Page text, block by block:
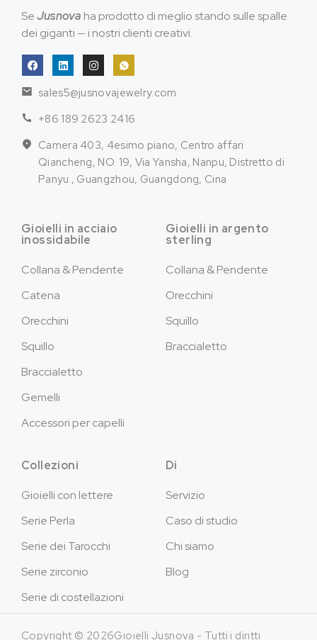
SeJusnova ha prodotto di meglio stando sulle spalle
dei giganti — i nostri clienti creativi.
sales5@jusnovajewelry.com
+86 189 2623 2416
Camera 403, 4esimo piano, Centro affari
Qiancheng, NO. 19, Via Yansha, Nanpu, Distretto di
Panyu., Guangzhou, Guangdong, Cina
Gioielli in acciaio
inossidabile
Collana & Pendente
Catena
Orecchini
Squillo
Braccialetto
Gemelli
Accessori per capelli
Gioielli in argento
sterling
Collana & Pendente
Orecchini
Squillo
Braccialetto
Collezioni
Gioielli con lettere
Serie Perla
Serie dei Tarocchi
Serie zirconio
Serie di costellazioni
Di
Servizio
Caso di studio
Chi siamo
Blog
Copyright © 2026Gioielli Jusnova - Tutti i diritti